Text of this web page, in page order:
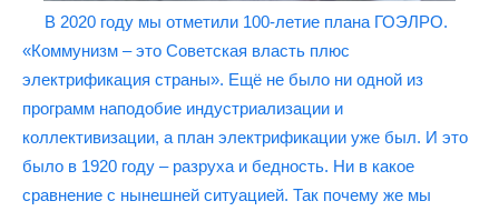
В 2020 году мы отметили 100-летие плана ГОЭЛРО.
«Коммунизм – это Советская власть плюс
электрификация страны». Ещё не было ни одной из
программ наподобие индустриализации и
коллективизации, а план электрификации уже был. И это
было в 1920 году – разруха и бедность. Ни в какое
сравнение с нынешней ситуацией. Так почему же мы